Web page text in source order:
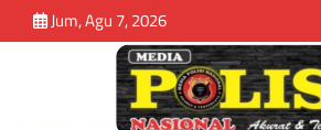
Jum, Agu 7, 2026